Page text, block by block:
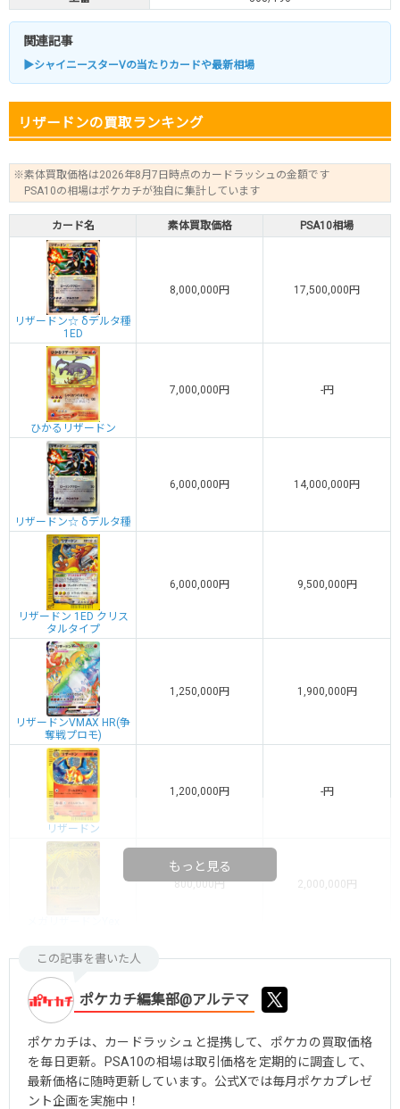
関連記事
▶シャイニースターVの当たりカードや最新相場
リザードンの買取ランキング
※素体買取価格は2026年8月7日時点のカードラッシュの金額です
PSA10の相場はポケカチが独自に集計しています
カード名 素体買取価格 PSA10相場
リザードン☆ δデルタ種
1ED
8,000,000円 17,500,000円
ひかるリザードン
7,000,000円 -円
リザードン☆ δデルタ種
6,000,000円 14,000,000円
リザードン 1ED クリス
タルタイプ
6,000,000円 9,500,000円
リザードンVMAX HR(争
奪戦プロモ)
1,250,000円 1,900,000円
リザードン
1,200,000円 -円
800,000円 2,000,000円
もっと見る
この記事を書いた人
ポケカチ編集部@アルテマ
ポケカチは、カードラッシュと提携して、ポケカの買取価格
を毎日更新。PSA10の相場は取引価格を定期的に調査して、
最新価格に随時更新しています。公式Xでは毎月ポケカプレゼ
ント企画を実施中！